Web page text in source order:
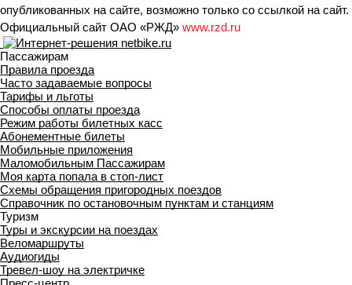
опубликованных на сайте, возможно только со ссылкой на сайт.
Официальный сайт ОАО «РЖД» www.rzd.ru
Пассажирам
Правила проезда
Часто задаваемые вопросы
Тарифы и льготы
Способы оплаты проезда
Режим работы билетных касс
Абонементные билеты
Мобильные приложения
Маломобильным Пассажирам
Моя карта попала в стоп-лист
Cхемы обращения пригородных поездов
Справочник по остановочным пунктам и станциям
Туризм
Туры и экскурсии на поездах
Веломаршруты
Аудиогиды
Тревел-шоу на электричке